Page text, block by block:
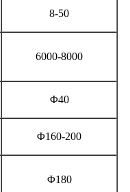
8-50
6000-8000
Φ40
Φ160-200
Φ180